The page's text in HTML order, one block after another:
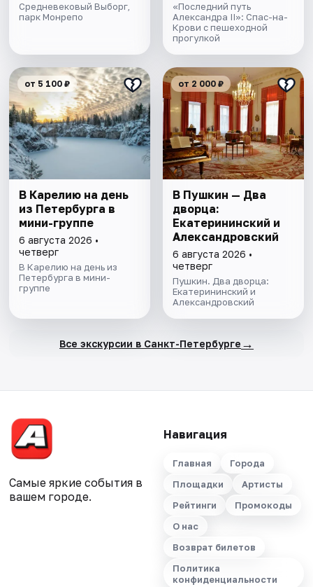
Средневековый Выборг,
парк Монрепо
«Последний путь
Александра II»: Спас-на-
Крови с пешеходной
прогулкой
от 5 100 ₽
В Карелию на день
из Петербурга в
мини-группе
6 августа 2026 •
четверг
В Карелию на день из
Петербурга в мини-
группе
от 2 000 ₽
В Пушкин — Два
дворца:
Екатерининский и
Александровский
6 августа 2026 •
четверг
Пушкин. Два дворца:
Екатерининский и
Александровский
Все экскурсии в Санкт-Петербурге →
Самые яркие события в
вашем городе.
Навигация
Главная
Города
Площадки
Артисты
Рейтинги
Промокоды
О нас
Возврат билетов
Политика
конфиденциальности